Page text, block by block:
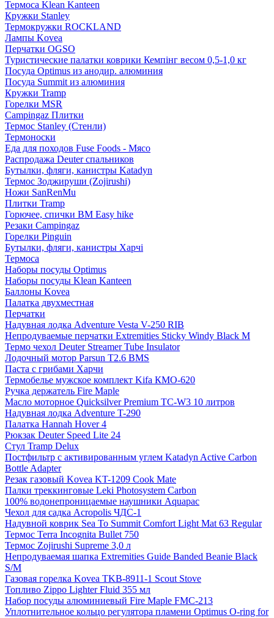
Термоса Klean Kanteen
Кружки Stanley
Термокружки ROCKLAND
Лампы Kovea
Перчатки OGSO
Туристические палатки коврики Кемпінг весом 0,5-1,0 кг
Посуда Optimus из анодир. алюминия
Посуда Summit из алюминия
Кружки Tramp
Горелки MSR
Campingaz Плитки
Термос Stanley (Стенли)
Термоноски
Еда для походов Fuse Foods - Мясо
Распродажа Deuter спальников
Бутылки, фляги, канистры Katadyn
Термос Зоджируши (Zojirushi)
Ножи SanRenMu
Плитки Tramp
Горючее, спички BM Easy hike
Резаки Campingaz
Горелки Pinguin
Бутылки, фляги, канистры Харчі
Термоса
Наборы посуды Optimus
Наборы посуды Klean Kanteen
Баллоны Kovea
Палатка двухместная
Перчатки
Надувная лодка Adventure Vesta V-250 RIB
Непродуваемые перчатки Extremities Sticky Windy Black M
Термо чехол Deuter Streamer Tube Insulator
Лодочный мотор Parsun T2.6 BMS
Паста с грибами Харчи
Термобелье мужское комплект Kifa КМО-620
Ручка держатель Fire Maple
Масло моторное Quicksilver Premium TC-W3 10 литров
Надувная лодка Adventure T-290
Палатка Hannah Hover 4
Рюкзак Deuter Speed Lite 24
Стул Tramp Delux
Постфильтр с активированным углем Katadyn Active Carbon
Bottle Adapter
Резак газовый Kovea KT-1209 Cook Mate
Палки треккинговые Leki Photosystem Carbon
100% водонепроницаемые наушники Aquapac
Чехол для садка Acropolis ЧДС-1
Надувной коврик Sea To Summit Comfort Light Mat 63 Regular
Термос Terra Incognita Bullet 750
Термос Zojirushi Supreme 3,0 л
Непродуваемая шапка Extremities Guide Banded Beanie Black
S/M
Газовая горелка Kovea TKB-8911-1 Scout Stove
Топливо Zippo Lighter Fluid 355 мл
Набор посуды алюминиевый Fire Maple FMC-213
Уплотнительное кольцо регулятора пламени Optimus O-ring for